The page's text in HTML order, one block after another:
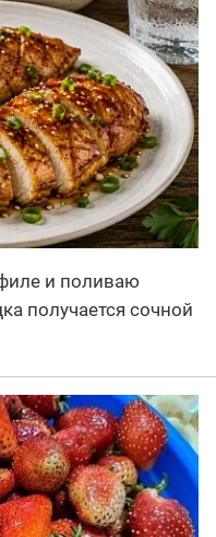
и поливаю
получается сочной